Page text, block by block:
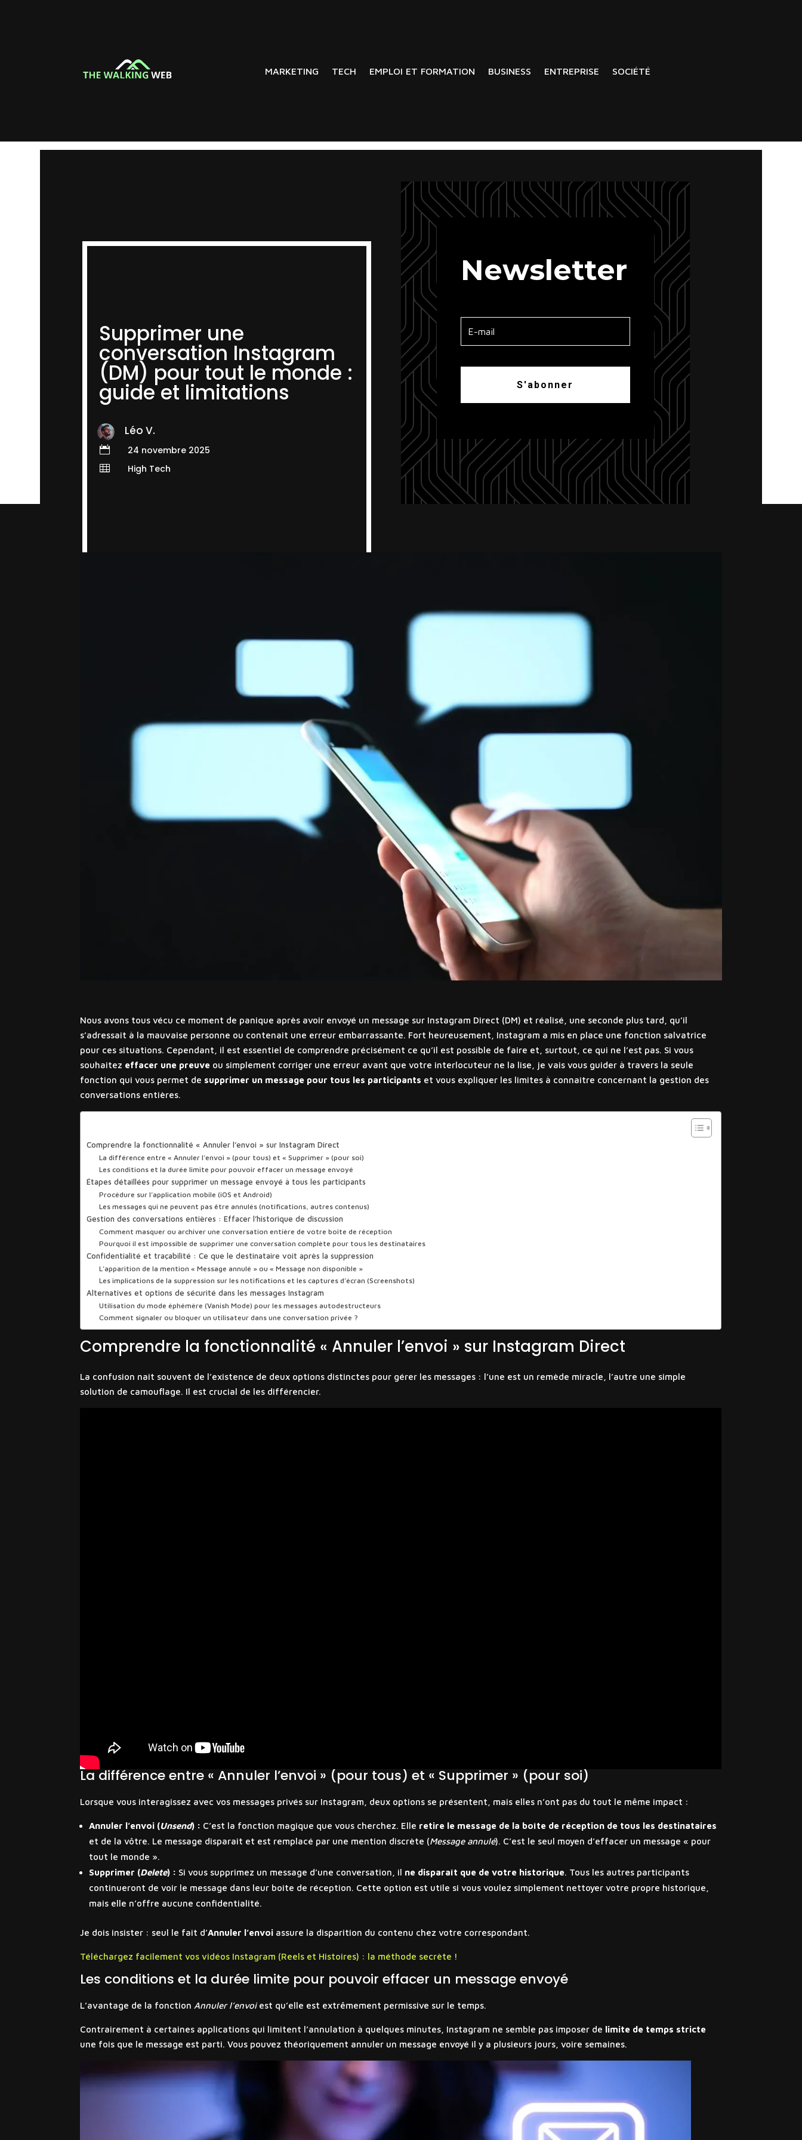
MARKETING TECH EMPLOI ET FORMATION BUSINESS ENTREPRISE SOCIÉTÉ
Supprimer une
conversation Instagram
(DM) pour tout le monde :
guide et limitations
Léo V.
 24 novembre 2025
 High Tech
Newsletter
S'abonner
Nous avons tous vécu ce moment de panique après avoir envoyé un message sur Instagram Direct (DM) et réalisé, une seconde plus tard, qu’il
s’adressait à la mauvaise personne ou contenait une erreur embarrassante. Fort heureusement, Instagram a mis en place une fonction salvatrice
pour ces situations. Cependant, il est essentiel de comprendre précisément ce qu’il est possible de faire et, surtout, ce qui ne l’est pas. Si vous
souhaitez effacer une preuve ou simplement corriger une erreur avant que votre interlocuteur ne la lise, je vais vous guider à travers la seule
fonction qui vous permet de supprimer un message pour tous les participants et vous expliquer les limites à connaître concernant la gestion des
conversations entières.
Comprendre la fonctionnalité « Annuler l’envoi » sur Instagram Direct
La différence entre « Annuler l’envoi » (pour tous) et « Supprimer » (pour soi)
Les conditions et la durée limite pour pouvoir effacer un message envoyé
Étapes détaillées pour supprimer un message envoyé à tous les participants
Procédure sur l’application mobile (iOS et Android)
Les messages qui ne peuvent pas être annulés (notifications, autres contenus)
Gestion des conversations entières : Effacer l’historique de discussion
Comment masquer ou archiver une conversation entière de votre boîte de réception
Pourquoi il est impossible de supprimer une conversation complète pour tous les destinataires
Confidentialité et traçabilité : Ce que le destinataire voit après la suppression
L’apparition de la mention « Message annulé » ou « Message non disponible »
Les implications de la suppression sur les notifications et les captures d’écran (Screenshots)
Alternatives et options de sécurité dans les messages Instagram
Utilisation du mode éphémère (Vanish Mode) pour les messages autodestructeurs
Comment signaler ou bloquer un utilisateur dans une conversation privée ?
Comprendre la fonctionnalité « Annuler l’envoi » sur Instagram Direct
La confusion naît souvent de l’existence de deux options distinctes pour gérer les messages : l’une est un remède miracle, l’autre une simple
solution de camouflage. Il est crucial de les différencier.
La différence entre « Annuler l’envoi » (pour tous) et « Supprimer » (pour soi)
Lorsque vous interagissez avec vos messages privés sur Instagram, deux options se présentent, mais elles n’ont pas du tout le même impact :
Annuler l’envoi (Unsend) : C’est la fonction magique que vous cherchez. Elle retire le message de la boîte de réception de tous les destinataires
et de la vôtre. Le message disparaît et est remplacé par une mention discrète (Message annulé). C’est le seul moyen d’effacer un message « pour
tout le monde ».
Supprimer (Delete) : Si vous supprimez un message d’une conversation, il ne disparaît que de votre historique. Tous les autres participants
continueront de voir le message dans leur boîte de réception. Cette option est utile si vous voulez simplement nettoyer votre propre historique,
mais elle n’offre aucune confidentialité.
Je dois insister : seul le fait d’Annuler l’envoi assure la disparition du contenu chez votre correspondant.
Téléchargez facilement vos vidéos Instagram (Reels et Histoires) : la méthode secrète !
Les conditions et la durée limite pour pouvoir effacer un message envoyé
L’avantage de la fonction Annuler l’envoiest qu’elle est extrêmement permissive sur le temps.
Contrairement à certaines applications qui limitent l’annulation à quelques minutes, Instagram ne semble pas imposer de limite de temps stricte
une fois que le message est parti. Vous pouvez théoriquement annuler un message envoyé il y a plusieurs jours, voire semaines.